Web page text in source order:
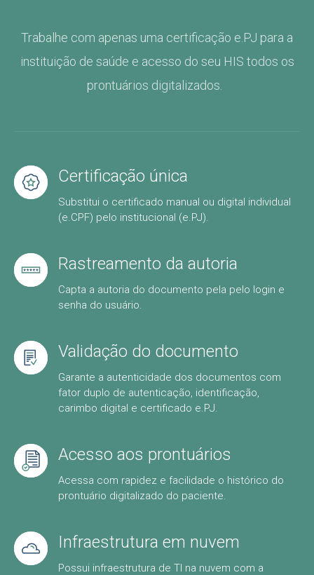
Trabalhe com apenas uma certificação e.PJ para a
instituição de saúde e acesso do seu HIS todos os
prontuários digitalizados.
Certificação única
Substitui o certificado manual ou digital individual
(e.CPF) pelo institucional (e.PJ).
Rastreamento da autoria
Capta a autoria do documento pela pelo login e
senha do usuário.
Validação do documento
Garante a autenticidade dos documentos com
fator duplo de autenticação, identificação,
carimbo digital e certificado e.PJ.
Acesso aos prontuários
Acessa com rapidez e facilidade o histórico do
prontuário digitalizado do paciente.
Infraestrutura em nuvem
Possui infraestrutura de TI na nuvem com a